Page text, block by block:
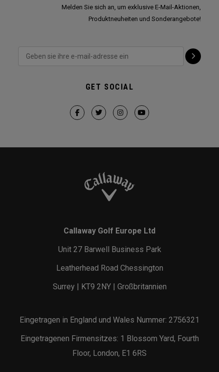
Melden Sie sich an, um exklusive E-Mail-Aktionen,
Produktneuheiten und Sonderangebote!
GET SOCIAL
Callaway Golf Europe Ltd
Unit 27 Barwell Business Park
Leatherhead Road Chessington
Surrey | KT9 2NY | Großbritannien
Eingetragen in England und Wales Nummer: 2756321
Eingetragenen Firmensitzes: 1 Blossom Yard, Fourth
Floor, London, E1 6RS